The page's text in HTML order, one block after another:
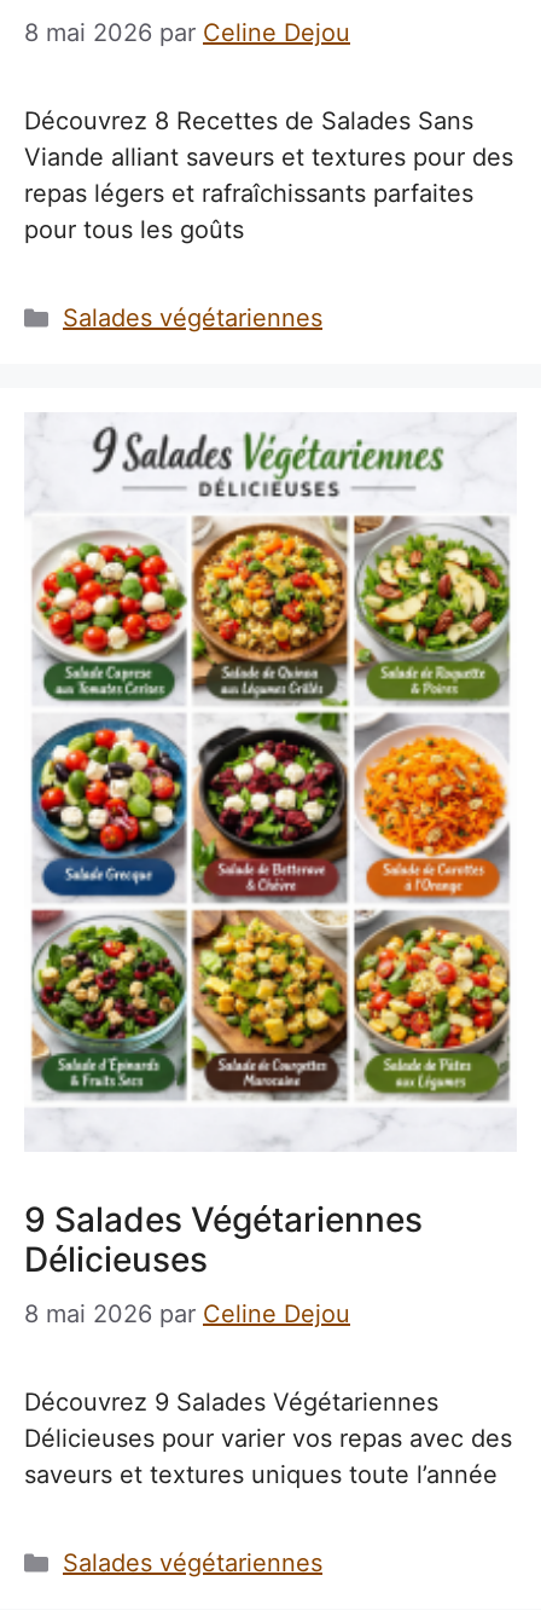
8 mai 2026 par Celine Dejou
Découvrez 8 Recettes de Salades Sans
Viande alliant saveurs et textures pour des
repas légers et rafraîchissants parfaites
pour tous les goûts
Catégories
Salades végétariennes
9 Salades Végétariennes
Délicieuses
8 mai 2026 par Celine Dejou
Découvrez 9 Salades Végétariennes
Délicieuses pour varier vos repas avec des
saveurs et textures uniques toute l’année
Catégories
Salades végétariennes